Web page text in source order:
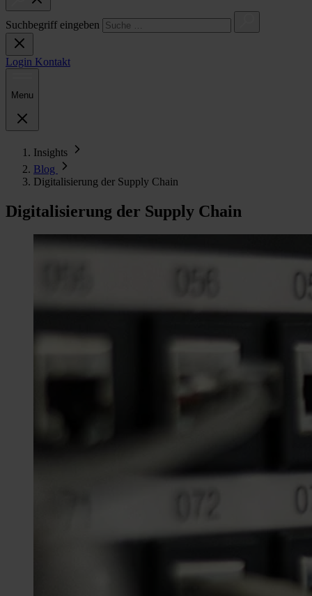
Suchbegriff eingeben
Login Kontakt
Menu
Insights
Blog
Digitalisierung der Supply Chain
Digitalisierung der Supply Chain